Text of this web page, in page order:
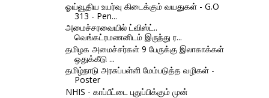
ஓய்வூதிய உயர்வு கிடைக்கும் வயதுகள் - G.O
313 - Pen...
அமைச்சரவையில் ட்விஸ்ட்..
வெங்கட்ரமணனிடம் இருந்து ர...
தமிழக அமைச்சர்கள் 9 பேருக்கு இலாகாக்கள்
ஒதுக்கீடு ...
தமிழ்நாடு அரசுப்பள்ளி மேம்படுத்த வழிகள் -
Poster
NHIS - காப்பீட்டை புதுப்பிக்கும் முன்